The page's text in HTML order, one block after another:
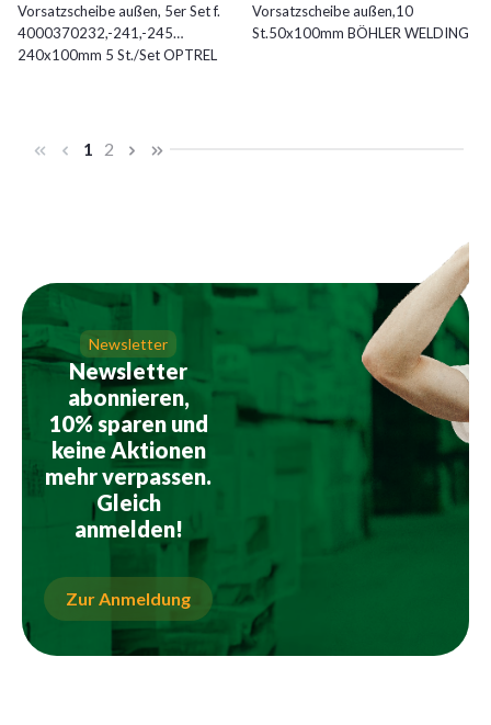
Vorsatzscheibe außen, 5er Set f.
4000370232,-241,-245
240x100mm 5 St./Set OPTREL
Vorsatzscheibe außen,10
St.50x100mm BÖHLER WELDING
Seite
1 Seite
2
Newsletter
Newsletter
abonnieren,
10% sparen und
keine Aktionen
mehr verpassen.
Gleich
anmelden!
Zur Anmeldung